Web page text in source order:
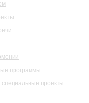
программы
проекты